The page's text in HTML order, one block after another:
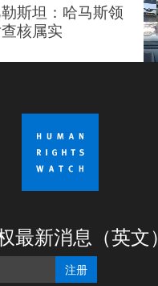
斯坦：哈马斯领
核属实
最新消息（英文）
注册